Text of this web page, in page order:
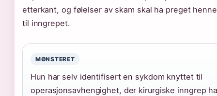
etterkant, og følelser av skam skal ha preget
til inngrepet.
MØNSTERET
Hun har selv identifisert en sykdom knyttet til
operasjonsavhengighet, der kirurgiske inngrep